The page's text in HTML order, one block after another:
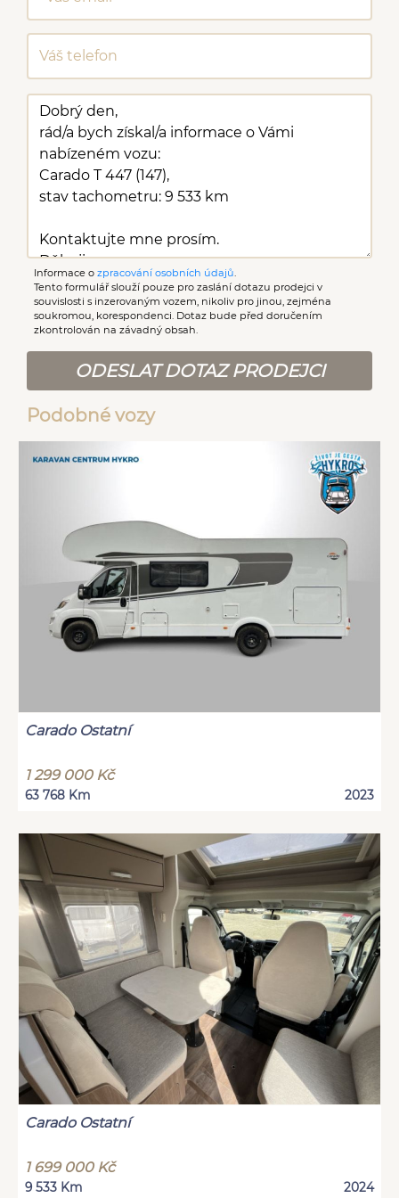
Informace o zpracování osobních údajů
Tento formulář slouží pouze pro zaslání dotazu prodejci v
souvislosti s inzerovaným vozem, nikoliv pro jinou, zejména
soukromou, korespondenci. Dotaz bude před doručením
zkontrolován na závadný obsah.
ODESLAT DOTAZ PRODEJCI
Podobné vozy
Carado Ostatní
1 299 000 Kč
63 768 Km 2023
Carado Ostatní
1 699 000 Kč
9 533 Km 2024